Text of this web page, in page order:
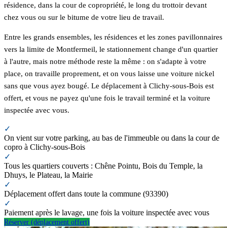
résidence, dans la cour de copropriété, le long du trottoir devant
chez vous ou sur le bitume de votre lieu de travail.
Entre les grands ensembles, les résidences et les zones pavillonnaires
vers la limite de Montfermeil, le stationnement change d'un quartier
à l'autre, mais notre méthode reste la même : on s'adapte à votre
place, on travaille proprement, et on vous laisse une voiture nickel
sans que vous ayez bougé. Le déplacement à Clichy-sous-Bois est
offert, et vous ne payez qu'une fois le travail terminé et la voiture
inspectée avec vous.
✓
On vient sur votre parking, au bas de l'immeuble ou dans la cour de
copro à Clichy-sous-Bois
✓
Tous les quartiers couverts : Chêne Pointu, Bois du Temple, la
Dhuys, le Plateau, la Mairie
✓
Déplacement offert dans toute la commune (93390)
✓
Paiement après le lavage, une fois la voiture inspectée avec vous
Réserver (déplacement offert)